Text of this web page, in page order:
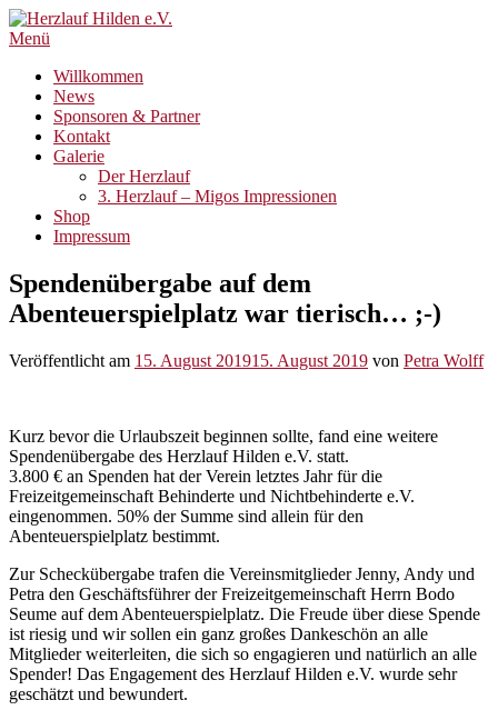
Zum
Inhalt
Menü
Willkommen
News
Sponsoren & Partner
Kontakt
Galerie
Der Herzlauf
3. Herzlauf – Migos Impressionen
Shop
Impressum
Spendenübergabe auf dem
Abenteuerspielplatz war tierisch… ;-)
Veröffentlicht am 15. August 201915. August 2019 von Petra Wolff
Kurz bevor die Urlaubszeit beginnen sollte, fand eine weitere
Spendenübergabe des Herzlauf Hilden e.V. statt.
3.800 € an Spenden hat der Verein letztes Jahr für die
Freizeitgemeinschaft Behinderte und Nichtbehinderte e.V.
eingenommen. 50% der Summe sind allein für den
Abenteuerspielplatz bestimmt.
Zur Scheckübergabe trafen die Vereinsmitglieder Jenny, Andy und
Petra den Geschäftsführer der Freizeitgemeinschaft Herrn Bodo
Seume auf dem Abenteuerspielplatz. Die Freude über diese Spende
ist riesig und wir sollen ein ganz großes Dankeschön an alle
Mitglieder weiterleiten, die sich so engagieren und natürlich an alle
Spender! Das Engagement des Herzlauf Hilden e.V. wurde sehr
geschätzt und bewundert.